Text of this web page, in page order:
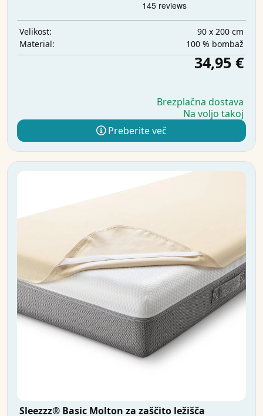
Velikost:
90 x 200 cm
Material:
100 % bombaž
34,95 €
Brezplačna dostava
Na voljo takoj
Preberite več
Sleezzz® Basic Molton za zaščito ležišča